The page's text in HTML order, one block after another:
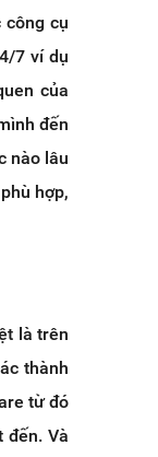
công cụ
7 ví dụ
của
đến
nào lâu
hợp,
là trên
thành
từ đó
đến. Và